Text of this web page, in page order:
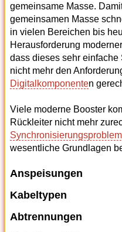
gemeinsame Masse.
gemeinsamen Masse
in vielen Bereichen bis
Herausforderung
dass dieses sehr
nicht mehr den
Digitalkomponenten
Viele moderne Booster
Rückleiter nicht mehr
wesentliche Grundlagen
Anspeisungen
Kabeltypen
Abtrennungen